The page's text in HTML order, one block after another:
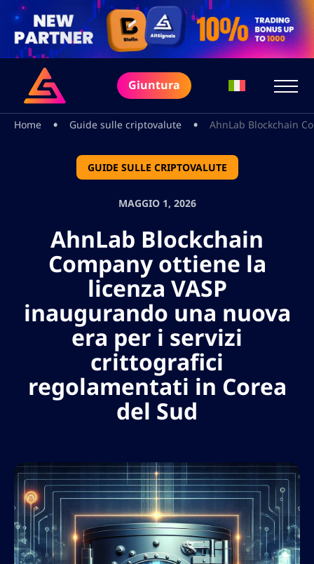
Giuntura
Home • Guide sulle criptovalute • AhnLab Blockchain
GUIDE SULLE CRIPTOVALUTE
MAGGIO 1, 2026
AhnLab Blockchain
Company ottiene la
licenza VASP
inaugurando una nuova
era per i servizi
crittografici
regolamentati in Corea
del Sud